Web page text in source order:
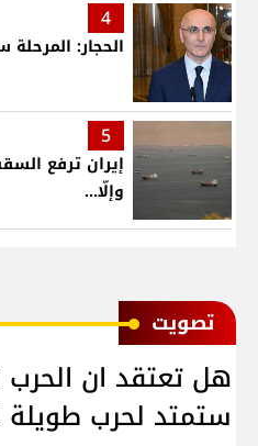
4
الحجار:
5
إيران ترفع
وإلّا...
ﺗﺼﻮﻳﺖ
هل تعتقد ان الحرب
ستمتد لحرب طويلة